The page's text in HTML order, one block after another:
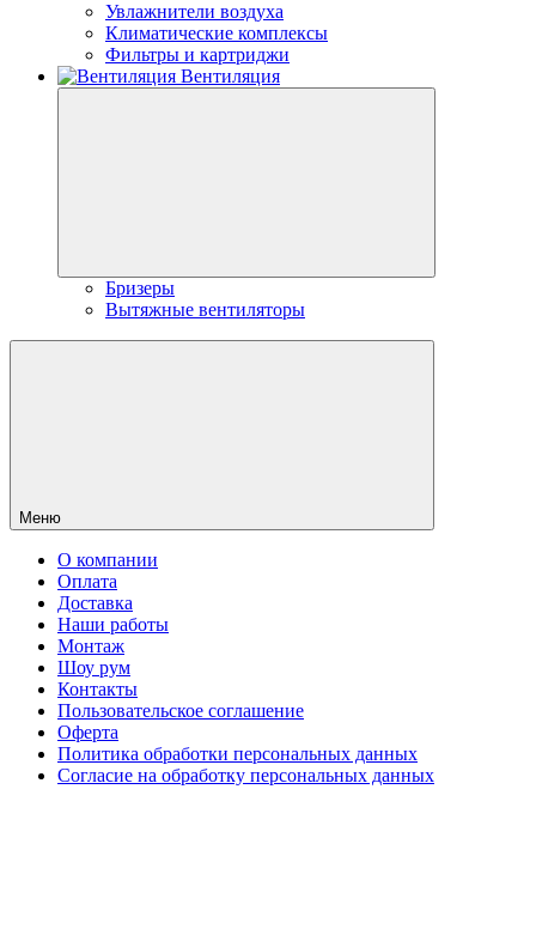
Увлажнители воздуха
Климатические комплексы
Фильтры и картриджи
Вентиляция
Бризеры
Вытяжные вентиляторы
Меню
О компании
Оплата
Доставка
Наши работы
Монтаж
Шоу рум
Контакты
Пользовательское соглашение
Оферта
Политика обработки персональных данных
Согласие на обработку персональных данных